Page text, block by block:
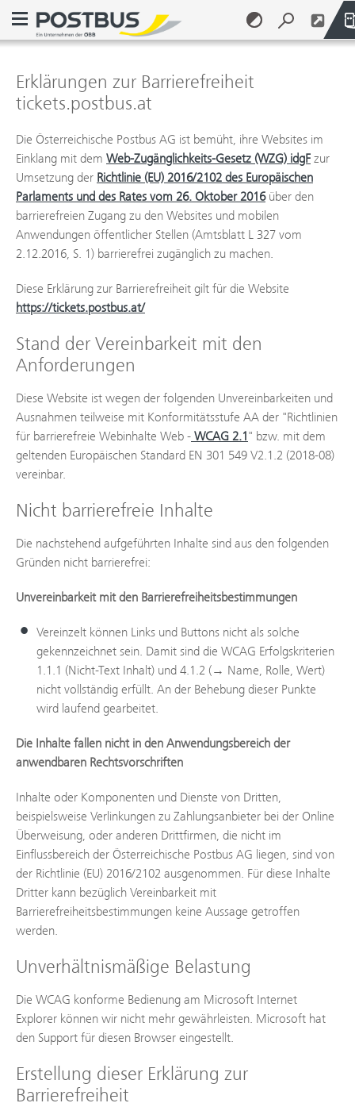
Zum Inhalt springen (Alt + 0)
Zum Menü springen (Alt + 1)
Navigationsmenü öffnen
Erklärungen zur Barrierefreiheit
tickets.postbus.at
Die Österreichische Postbus AG ist bemüht, ihre Websites im
Einklang mit dem Web-Zugänglichkeits-Gesetz (WZG) idgF zur
Umsetzung der Richtlinie (EU) 2016/2102 des Europäischen
Parlaments und des Rates vom 26. Oktober 2016über den
barrierefreien Zugang zu den Websites und mobilen
Anwendungen öffentlicher Stellen (Amtsblatt L 327 vom
2.12.2016, S. 1) barrierefrei zugänglich zu machen.
Diese Erklärung zur Barrierefreiheit gilt für die Website
https://tickets.postbus.at/
Stand der Vereinbarkeit mit den
Anforderungen
Diese Website ist wegen der folgenden Unvereinbarkeiten und
Ausnahmen teilweise mit Konformitätsstufe AA der "Richtlinien
für barrierefreie Webinhalte Web - WCAG 2.1" bzw. mit dem
geltenden Europäischen Standard EN 301 549 V2.1.2 (2018-08)
vereinbar.
Nicht barrierefreie Inhalte
Die nachstehend aufgeführten Inhalte sind aus den folgenden
Gründen nicht barrierefrei:
Unvereinbarkeit mit den Barrierefreiheitsbestimmungen
Vereinzelt können Links und Buttons nicht als solche
gekennzeichnet sein. Damit sind die WCAG Erfolgskriterien
1.1.1 (Nicht-Text Inhalt) und 4.1.2 (→ Name, Rolle, Wert)
nicht vollständig erfüllt. An der Behebung dieser Punkte
wird laufend gearbeitet.
Die Inhalte fallen nicht in den Anwendungsbereich der
anwendbaren Rechtsvorschriften
Inhalte oder Komponenten und Dienste von Dritten,
beispielsweise Verlinkungen zu Zahlungsanbieter bei der Online
Überweisung, oder anderen Drittfirmen, die nicht im
Einflussbereich der Österreichische Postbus AG liegen, sind von
der Richtlinie (EU) 2016/2102 ausgenommen. Für diese Inhalte
Dritter kann bezüglich Vereinbarkeit mit
Barrierefreiheitsbestimmungen keine Aussage getroffen
werden.
Unverhältnismäßige Belastung
Die WCAG konforme Bedienung am Microsoft Internet
Explorer können wir nicht mehr gewährleisten. Microsoft hat
den Support für diesen Browser eingestellt.
Erstellung dieser Erklärung zur
Barrierefreiheit